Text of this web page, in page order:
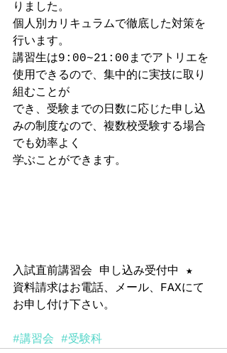
りました。
個人別カリキュラムで徹底した対策を
行います。
講習生は9:00~21:00までアトリエを
使用できるので、集中的に実技に取り
組むことが
でき、受験までの日数に応じた申し込
みの制度なので、複数校受験する場合
でも効率よく
学ぶことができます。
入試直前講習会 申し込み受付中 ★
資料請求はお電話、メール、FAXにて
お申し付け下さい。
#講習会 #受験科